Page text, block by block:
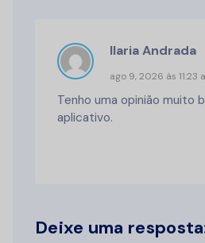
Ilaria Andrada
ago 9, 2026 às 11:23
Tenho uma opinião muito
aplicativo.
Deixe uma